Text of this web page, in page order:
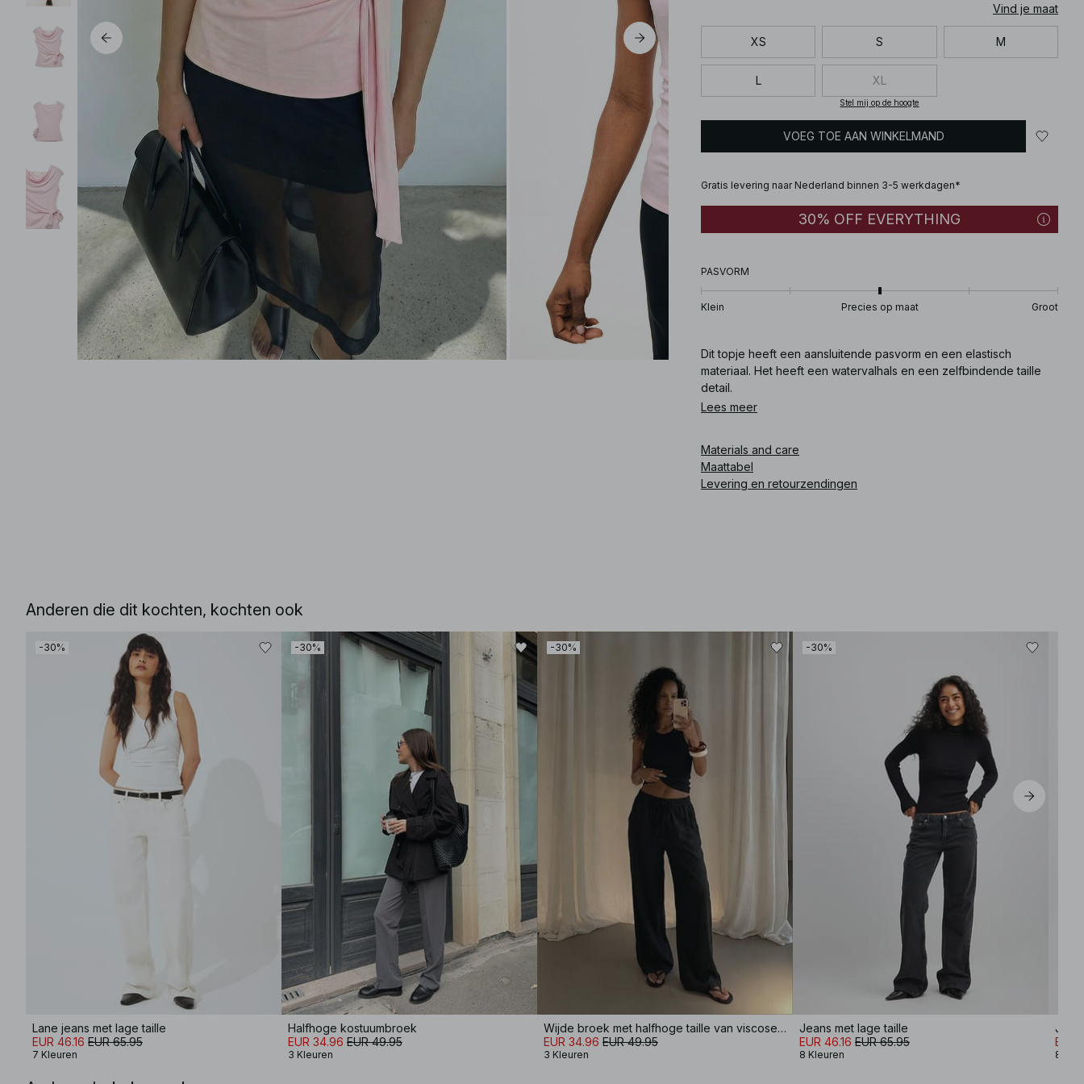
Vind je maat
XS S M
L XL
Stel mij op de hoogte
VOEG TOE AAN WINKELMAND
Gratis levering naar Nederland binnen 3-5 werkdagen*
30% OFF EVERYTHING
PASVORM
Klein Precies op maat Groot
Dit topje heeft een aansluitende pasvorm en een elastisch
materiaal. Het heeft een watervalhals en een zelfbindende taille
detail.
Lees meer
Materials and care
Maattabel
Levering en retourzendingen
Anderen die dit kochten, kochten ook
-30%
Lane jeans met lage taille
EUR 46.16 EUR 65.95
7 Kleuren
-30%
Halfhoge kostuumbroek
EUR 34.96 EUR 49.95
3 Kleuren
-30%
Wijde broek met halfhoge taille van viscosemix
EUR 34.96 EUR 49.95
3 Kleuren
-30%
Jeans met lage taille
EUR 46.16 EUR 65.95
8 Kleuren
EUR
8